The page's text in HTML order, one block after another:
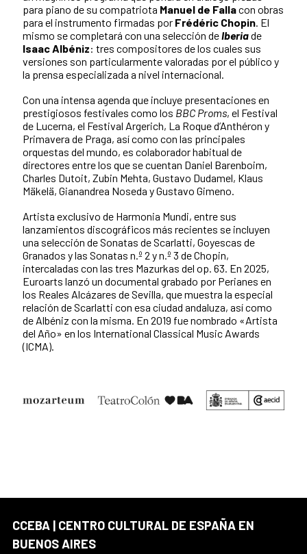
para piano de su compatriota Manuel de Fallacon obras
para el instrumento firmadas por Frédéric Chopin. El
mismo se completará con una selección deIberiade
Isaac Albéniz: tres compositores de los cuales sus
versiones son particularmente valoradas por el público y
la prensa especializada a nivel internacional.
Con una intensa agenda que incluye presentaciones en
prestigiosos festivales como los BBC Proms, el Festival
de Lucerna, el Festival Argerich, La Roque d’Anthéron y
Primavera de Praga, así como con las principales
orquestas del mundo, es colaborador habitual de
directores entre los que se cuentan Daniel Barenboim,
Charles Dutoit, Zubin Mehta, Gustavo Dudamel, Klaus
Mäkelä, Gianandrea Noseda y Gustavo Gimeno.
Artista exclusivo de Harmonia Mundi, entre sus
lanzamientos discográficos más recientes se incluyen
una selección de Sonatas de Scarlatti, Goyescas de
Granados y las Sonatas n.º 2 y n.º 3 de Chopin,
intercaladas con las tres Mazurkas del op. 63. En 2025,
Euroarts lanzó un documental grabado por Perianes en
los Reales Alcázares de Sevilla, que muestra la especial
relación de Scarlatti con esa ciudad andaluza, así como
de Albéniz con la misma. En 2019 fue nombrado «Artista
del Año» en los International Classical Music Awards
(ICMA).
CCEBA | CENTRO CULTURAL DE ESPAÑA EN
BUENOS AIRES